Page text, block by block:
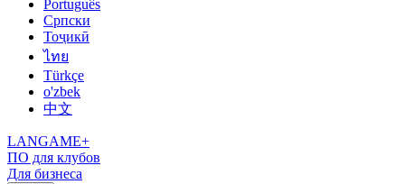
Português
Српски
Тоҷикӣ
ไทย
Türkçe
o'zbek
中文
LANGAME+
ПО для клубов
Для бизнеса